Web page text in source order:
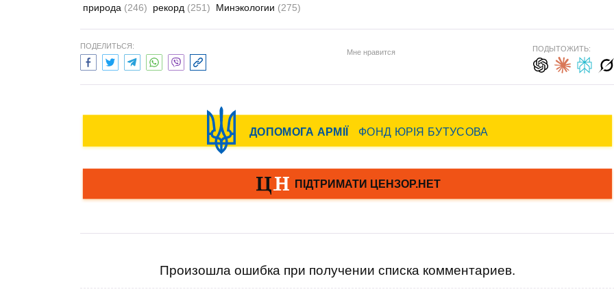
природа (246) рекорд (251) Минэкологии (275)
ПОДЕЛИТЬСЯ:
Мне нравится ПОДЫТОЖИТЬ:
Произошла ошибка при получении списка комментариев.